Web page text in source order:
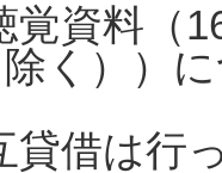
覚資料（
く））
貸借は行